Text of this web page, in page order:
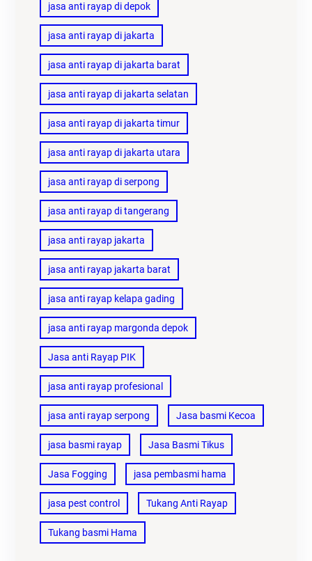
jasa anti rayap di depok
jasa anti rayap di jakarta
jasa anti rayap di jakarta barat
jasa anti rayap di jakarta selatan
jasa anti rayap di jakarta timur
jasa anti rayap di jakarta utara
jasa anti rayap di serpong
jasa anti rayap di tangerang
jasa anti rayap jakarta
jasa anti rayap jakarta barat
jasa anti rayap kelapa gading
jasa anti rayap margonda depok
Jasa anti Rayap PIK
jasa anti rayap profesional
jasa anti rayap serpong Jasa basmi Kecoa
jasa basmi rayap Jasa Basmi Tikus
Jasa Fogging jasa pembasmi hama
jasa pest control Tukang Anti Rayap
Tukang basmi Hama